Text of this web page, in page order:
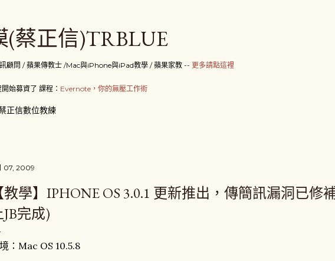
(蔡正信)TRBLUE
顧問 / 蘋果傳教士 /Mac與iPhone與iPad教學 / 蘋果家教 -- 更多請點這裡
始募資了 課程： Evernote，你的無壓工作術
正信數位教練
07, 2009
教學】IPHONE OS 3.0.1 更新推出，傳簡訊漏洞已修
完成)
：Mac OS 10.5.8